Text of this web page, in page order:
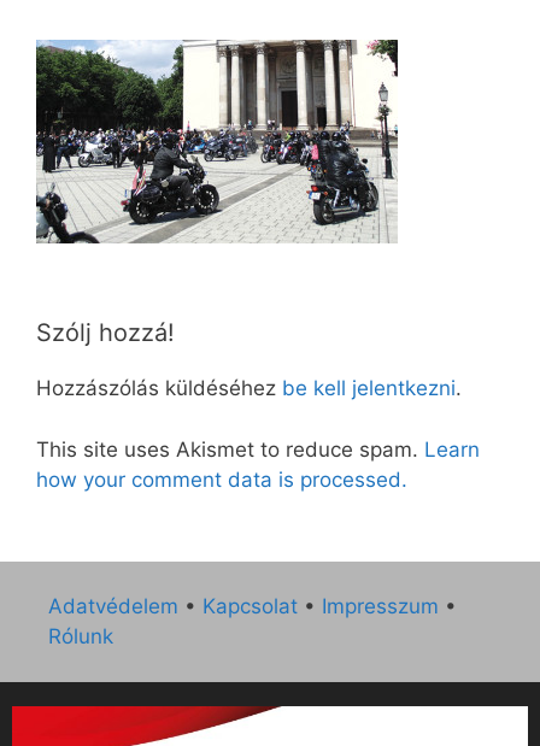
Szólj hozzá!
Hozzászólás küldéséhez be kell jelentkezni.
This site uses Akismet to reduce spam. Learn
how your comment data is processed.
Adatvédelem • Kapcsolat • Impresszum •
Rólunk